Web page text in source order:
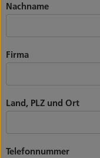
Nachname
Firma
Land, PLZ und Ort
Telefonnummer